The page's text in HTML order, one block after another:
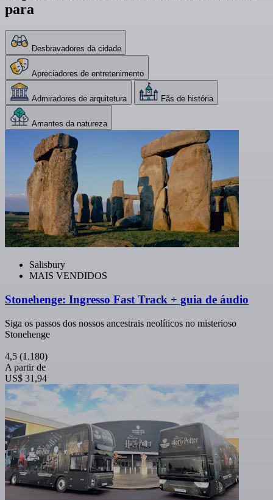
para
Desbravadores da cidade
Apreciadores de entretenimento
Admiradores de arquitetura Fãs de história
Amantes da natureza
Salisbury
MAIS VENDIDOS
Stonehenge: Ingresso Fast Track + guia de áudio
Siga os passos dos nossos ancestrais neolíticos no misterioso
Stonehenge
4,5 (1.180)
A partir de
US$ 31,94